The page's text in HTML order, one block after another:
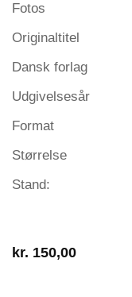
Fotos
Originaltitel
Dansk forlag
Udgivelsesår
Format
Størrelse
Stand:
kr. 150,00